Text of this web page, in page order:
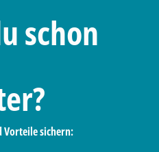
schon
Vorteile sichern: